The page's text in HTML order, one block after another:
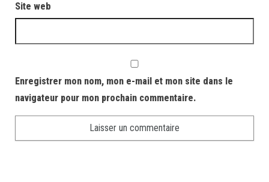
Site web
Enregistrer mon nom, mon e-mail et mon site dans le
navigateur pour mon prochain commentaire.